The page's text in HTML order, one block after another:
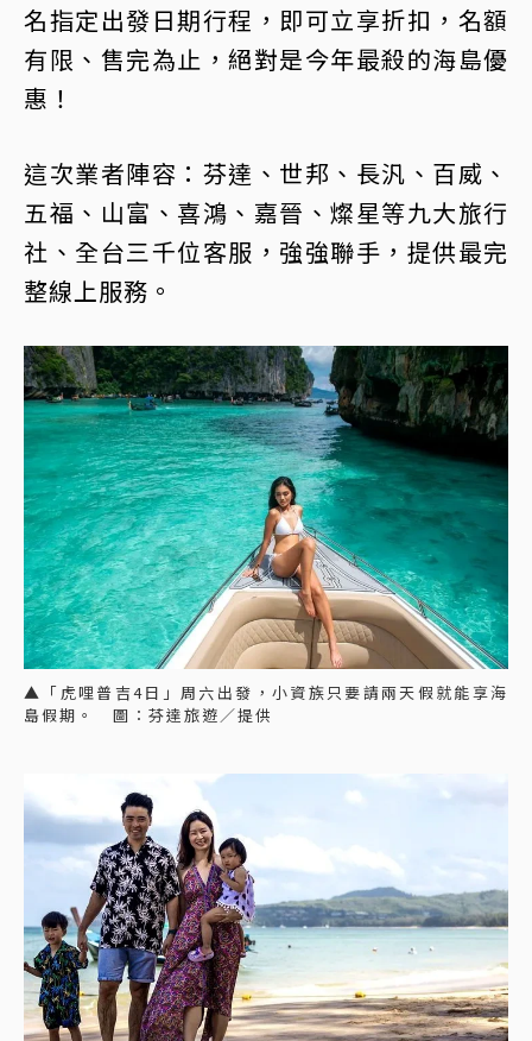
名指定出發日期行程，即可立享折扣，名額
有限、售完為止，絕對是今年最殺的海島優
惠！
這次業者陣容：芬達、世邦、長汎、百威、
五福、山富、喜鴻、嘉晉、燦星等九大旅行
社、全台三千位客服，強強聯手，提供最完
整線上服務。
▲「虎哩普吉4日」周六出發，小資族只要請兩天假就能享海
島假期。 圖：芬達旅遊／提供